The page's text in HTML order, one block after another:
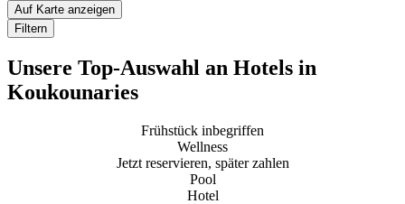
Auf Karte anzeigen
Filtern
Unsere Top-Auswahl an Hotels in
Koukounaries
Frühstück inbegriffen
Wellness
Jetzt reservieren, später zahlen
Pool
Hotel